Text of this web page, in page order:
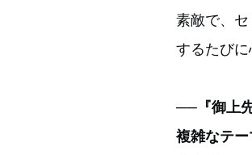
素敵で、
するたびに
──『御上
複雑なテ